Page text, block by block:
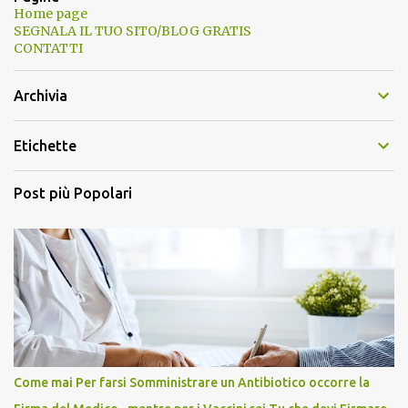
Home page
SEGNALA IL TUO SITO/BLOG GRATIS
CONTATTI
Archivia
Etichette
Post più Popolari
Come mai Per farsi Somministrare un Antibiotico occorre la